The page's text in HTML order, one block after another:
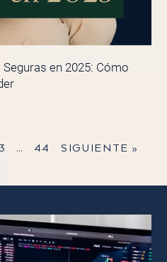
en 2025: Cómo
… 44 SIGUIENTE »